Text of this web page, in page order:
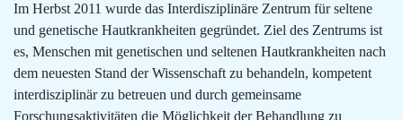
Im Herbst 2011 wurde das Interdisziplinäre Zentrum für seltene
und genetische Hautkrankheiten gegründet. Ziel des Zentrums ist
es, Menschen mit genetischen und seltenen Hautkrankheiten nach
dem neuesten Stand der Wissenschaft zu behandeln, kompetent
interdisziplinär zu betreuen und durch gemeinsame
Forschungsaktivitäten die Möglichkeit der Behandlung zu